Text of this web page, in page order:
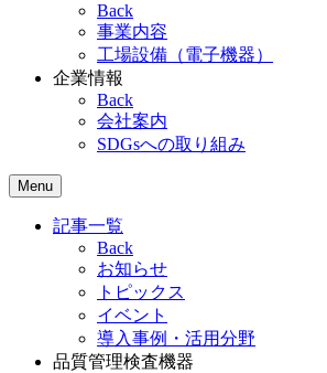
Back
事業内容
工場設備（電子機器）
企業情報
Back
会社案内
SDGsへの取り組み
Menu
記事一覧
Back
お知らせ
トピックス
イベント
導入事例・活用分野
品質管理検査機器